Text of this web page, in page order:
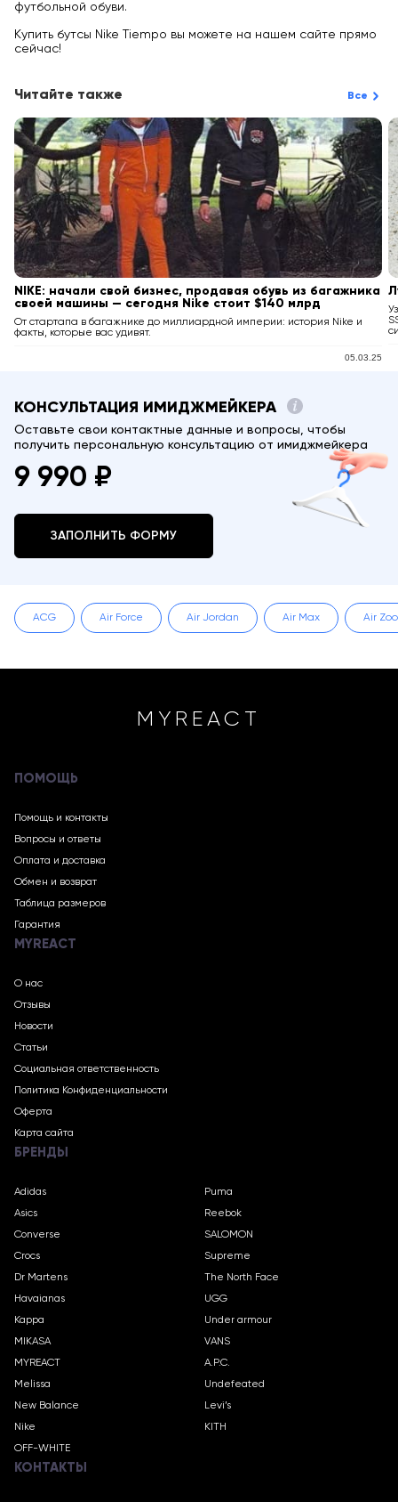
футбольной обуви.
Купить бутсы Nike Tiempo вы можете на нашем сайте прямо
сейчас!
Читайте также Все
NIKE: начали свой бизнес, продавая обувь из багажника
своей машины — сегодня Nike стоит $140 млрд
От стартапа в багажнике до миллиардной империи: история Nike и
факты, которые вас удивят.
05.03.25
КОНСУЛЬТАЦИЯ ИМИДЖМЕЙКЕРА
Оставьте свои контактные данные и вопросы, чтобы
получить персональную консультацию от имиджмейкера
9 990 ₽
ЗАПОЛНИТЬ ФОРМУ
ACG Air Force Air Jordan Air Max Air
MYREACT
ПОМОЩЬ
Помощь и контакты
Вопросы и ответы
Оплата и доставка
Обмен и возврат
Таблица размеров
Гарантия
MYREACT
О нас
Отзывы
Новости
Статьи
Социальная ответственность
Политика Конфиденциальности
Оферта
Карта сайта
БРЕНДЫ
Adidas
Asics
Converse
Crocs
Dr Martens
Havaianas
Kappa
MIKASA
MYREACT
Melissa
New Balance
Nike
OFF-WHITE
Puma
Reebok
SALOMON
Supreme
The North Face
UGG
Under armour
VANS
A.P.C.
Undefeated
Levi’s
KITH
КОНТАКТЫ